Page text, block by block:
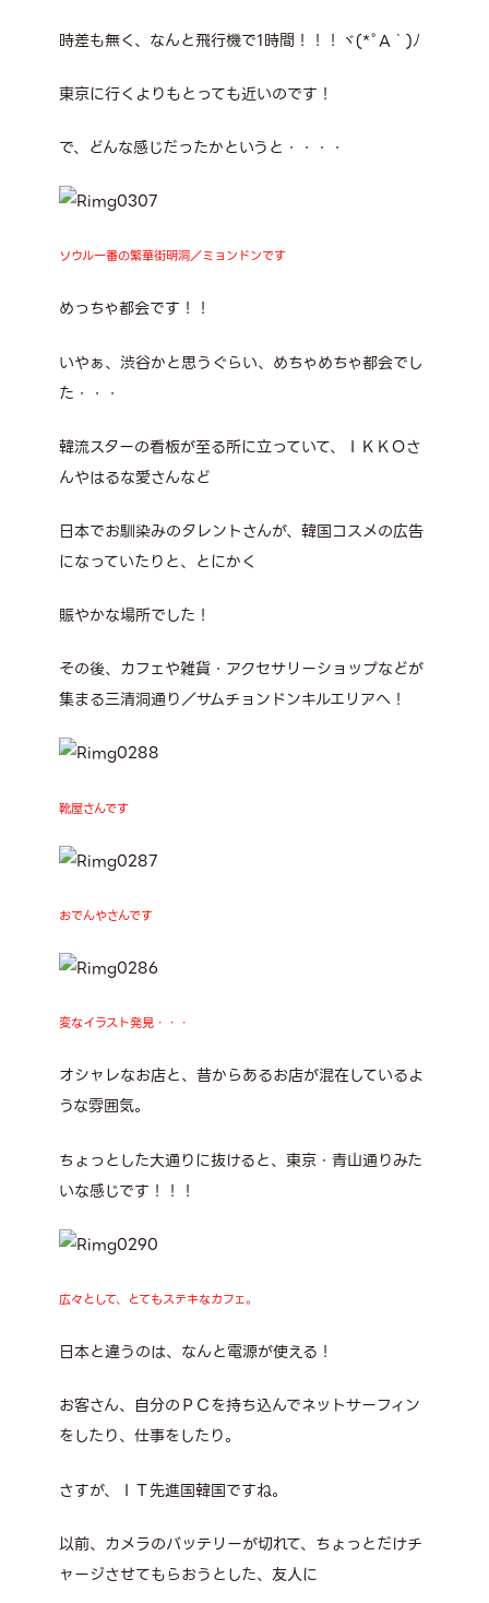
時差も無く、なんと飛行機で1時間！！！ヾ(*ﾟA｀)ﾉ
東京に行くよりもとっても近いのです！
で、どんな感じだったかというと・・・・
ソウル一番の繁華街明洞／ミョンドンです
めっちゃ都会です！！
いやぁ、渋谷かと思うぐらい、めちゃめちゃ都会でし
た・・・
韓流スターの看板が至る所に立っていて、ＩＫＫＯさ
んやはるな愛さんなど
日本でお馴染みのタレントさんが、韓国コスメの広告
になっていたりと、とにかく
賑やかな場所でした！
その後、カフェや雑貨・アクセサリーショップなどが
集まる三清洞通り／サムチョンドンキルエリアへ！
靴屋さんです
おでんやさんです
変なイラスト発見・・・
オシャレなお店と、昔からあるお店が混在しているよ
うな雰囲気。
ちょっとした大通りに抜けると、東京・青山通りみた
いな感じです！！！
広々として、とてもステキなカフェ。
日本と違うのは、なんと電源が使える！
お客さん、自分のＰＣを持ち込んでネットサーフィン
をしたり、仕事をしたり。
さすが、ＩＴ先進国韓国ですね。
以前、カメラのバッテリーが切れて、ちょっとだけチ
ャージさせてもらおうとした、友人に